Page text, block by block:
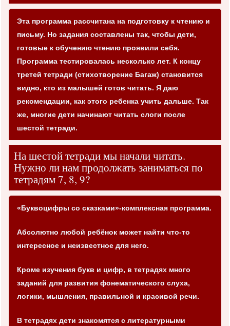
Эта программа рассчитана на подготовку к чтению и
письму. Но задания составлены так, чтобы дети,
готовые к обучению чтению проявили себя.
Программа тестировалась несколько лет. К концу
третей тетради (стихотворение Багаж) становится
видно, кто из малышей готов читать. Я даю
рекомендации, как этого ребенка учить дальше. Так
же, многие дети начинают читать слоги после
шестой тетради.
На шестой тетради мы начали читать.
Нужно ли нам продолжать заниматься по
тетрадям 7, 8, 9?
«Буквоцифры со сказками»-комплексная программа.
Абсолютно любой ребёнок может найти что-то
интересное и неизвестное для него.
Кроме изучения букв и цифр, в тетрадях много
заданий для развития фонематического слуха,
логики, мышления, правильной и красивой речи.
В тетрадях дети знакомятся с литературными